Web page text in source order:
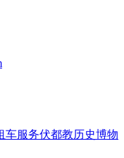
车服务伏都教历史博物